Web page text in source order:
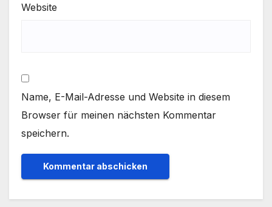
Website
Name, E-Mail-Adresse und Website in diesem
Browser für meinen nächsten Kommentar
speichern.